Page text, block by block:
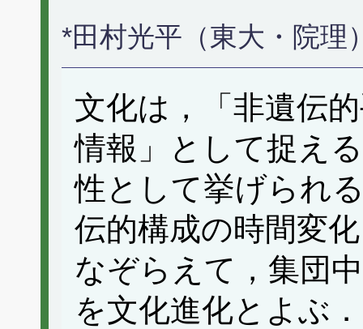
*田村光平（東大・院理
文化は，「非遺伝
情報」として捉え
性として挙げられ
伝的構成の時間変
なぞらえて，集団
を文化進化とよぶ